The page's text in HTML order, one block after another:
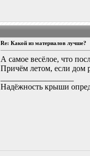
Re: Какой из материалов лучше?
А самое весёлое, что
Причём летом, если дом
Надёжность крыши